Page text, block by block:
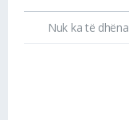
Nuk ka të dhëna